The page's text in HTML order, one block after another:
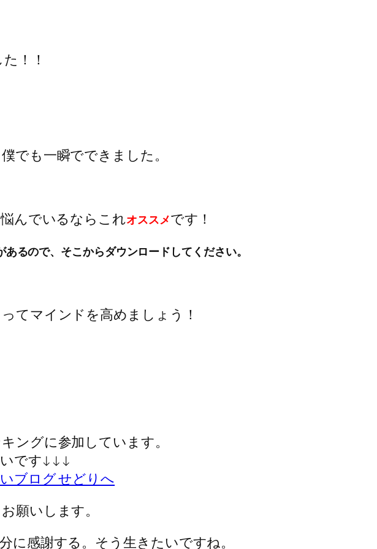
！！
でも一瞬でできました。
んでいるならこれオススメです！
るので、そこからダウンロードしてください。
てマインドを高めましょう！
ングに参加しています。
いです↓↓↓
願いします。
に感謝する。そう生きたいですね。